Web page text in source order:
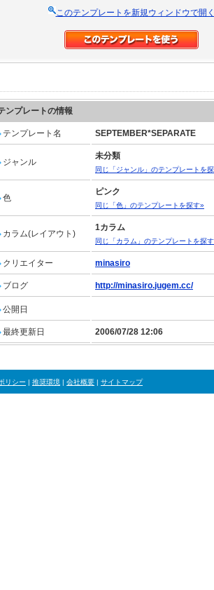
このテンプレートを新規ウィンドウで開
ンプレートの情報
テンプレート名 SEPTEMBER*SEPARATE
ジャンル
未分類
同じ「ジャンル」のテンプレートを
色
ピンク
同じ「色」のテンプレートを探す»
カラム(レイアウト)
1カラム
同じ「カラム」のテンプレートを探
クリエイター minasiro
ブログ http://minasiro.jugem.cc/
公開日
最終更新日 2006/07/28 12:06
リシー | 推奨環境 | 会社概要 | サイトマップ